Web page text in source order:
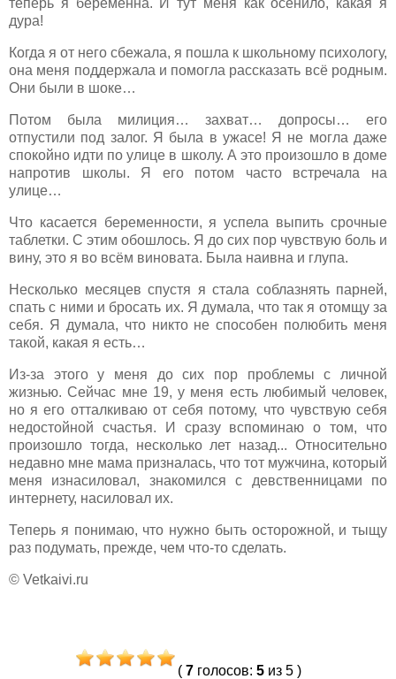
дура!
Когда я от него сбежала, я пошла к школьному психологу,
она меня поддержала и помогла рассказать всё родным.
Они были в шоке…
Потом была милиция… захват… допросы… его
отпустили под залог. Я была в ужасе! Я не могла даже
спокойно идти по улице в школу. А это произошло в доме
напротив школы. Я его потом часто встречала на
улице…
Что касается беременности, я успела выпить срочные
таблетки. С этим обошлось. Я до сих пор чувствую боль и
вину, это я во всём виновата. Была наивна и глупа.
Несколько месяцев спустя я стала соблазнять парней,
спать с ними и бросать их. Я думала, что так я отомщу за
себя. Я думала, что никто не способен полюбить меня
такой, какая я есть…
Из-за этого у меня до сих пор проблемы с личной
жизнью. Сейчас мне 19, у меня есть любимый человек,
но я его отталкиваю от себя потому, что чувствую себя
недостойной счастья. И сразу вспоминаю о том, что
произошло тогда, несколько лет назад... Относительно
недавно мне мама призналась, что тот мужчина, который
меня изнасиловал, знакомился с девственницами по
интернету, насиловал их.
Теперь я понимаю, что нужно быть осторожной, и тыщу
раз подумать, прежде, чем что-то сделать.
© Vetkaivi.ru
( 7 голосов: 5из 5)